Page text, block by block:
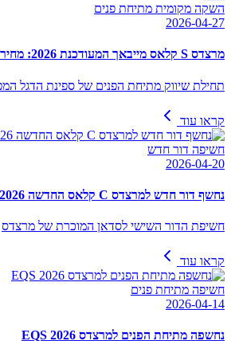
השקה מקומית מתיחת פנים
2026-04-27
מרצדס S קלאס מייבאך המעודכנת 2026: מחיר החל מ-1,749,900 ש"ח
תחילת שיווק מתיחת הפנים של ספינת הדגל
קראו עוד
חשיפה דור חדש
2026-04-20
נחשף דור חדש למרצדס C קלאס החדשה 2026
חשיפת הדור השישי לסדאן המוכרת של מרצדס
קראו עוד
חשיפה מתיחת פנים
2026-04-14
נחשפה מתיחת הפנים למרצדס EQS 2026